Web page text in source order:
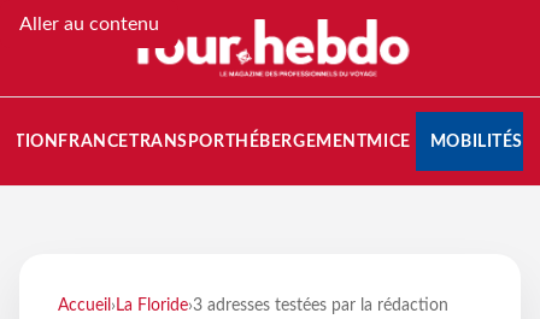
Aller au contenu
FRANCETRANSPORT HÉBERGEMENTMICE MOBILITÉS
Accueil › La Floride›3 adresses testées par la rédaction